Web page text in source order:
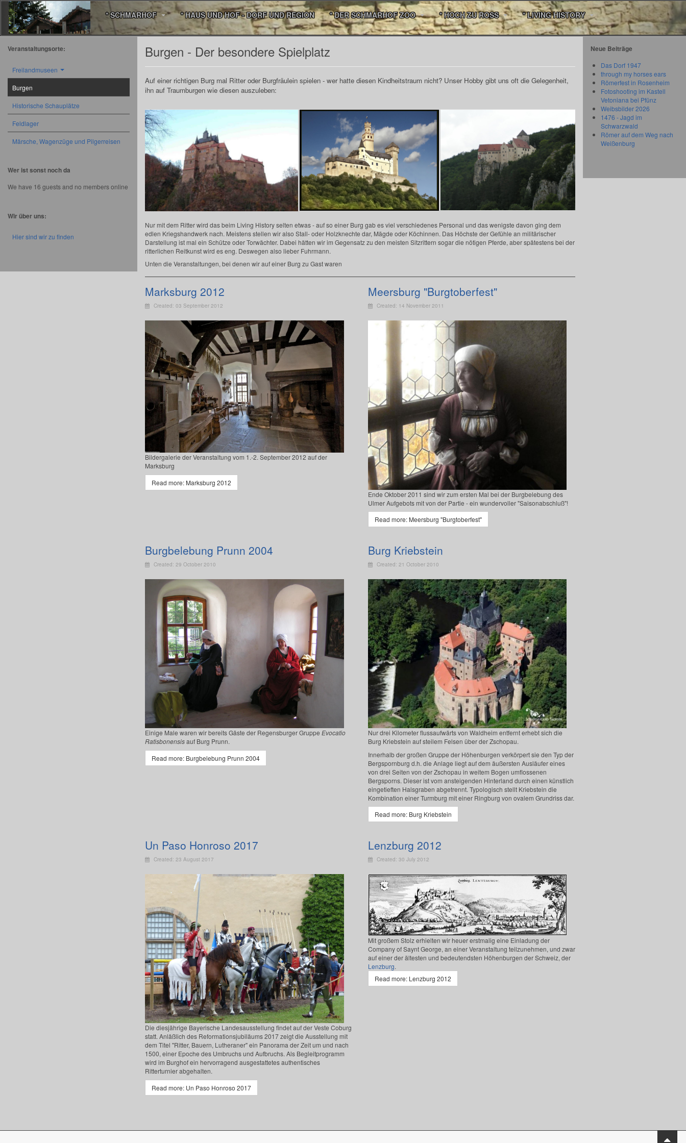
* SCHMARHOF * HAUS UND HOF - DORF UND REGION * DER SCHMARHOF ZOO * HOCH ZU ROSS * LIVING HISTORY
Burgen - Der besondere Spielplatz
Auf einer richtigen Burg mal Ritter oder Burgfräulein spielen - wer hatte diesen Kindheitstraum nicht? Unser Hobby gibt uns oft die Gelegenheit,
ihn auf Traumburgen wie diesen auszuleben:
Nur mit dem Ritter wird das beim Living History selten etwas - auf so einer Burg gab es viel verschiedenes Personal und das wenigste davon ging dem
edlen Kriegshandwerk nach. Meistens stellen wir also Stall- oder Holzknechte dar, Mägde oder Köchinnen. Das Höchste der Gefühle an militärischer
Darstellung ist mal ein Schütze oder Torwächter. Dabei hätten wir im Gegensatz zu den meisten Sitzrittern sogar die nötigen Pferde, aber spätestens bei der
ritterlichen Reitkunst wird es eng. Deswegen also lieber Fuhrmann.
Unten die Veranstaltungen, bei denen wir auf einer Burg zu Gast waren
Marksburg 2012
Created: 03 September 2012
Bildergalerie der Veranstaltung vom 1.-2. September 2012 auf der
Marksburg
Read more: Marksburg 2012
Meersburg "Burgtoberfest"
Created: 14 November 2011
Ende Oktober 2011 sind wir zum ersten Mal bei der Burgbelebung des
Ulmer Aufgebots mit von der Partie - ein wundervoller "Saisonabschluß"!
Read more: Meersburg "Burgtoberfest"
Burgbelebung Prunn 2004
Created: 29 October 2010
Einige Male waren wir bereits Gäste der Regensburger Gruppe Evocatio
Ratisbonensisauf Burg Prunn.
Read more: Burgbelebung Prunn 2004
Burg Kriebstein
Created: 21 October 2010
Nur drei Kilometer flussaufwärts von Waldheim entfernt erhebt sich die
Burg Kriebstein auf steilem Felsen über der Zschopau.
Innerhalb der großen Gruppe der Höhenburgen verkörpert sie den Typ der
Bergspornburg d.h. die Anlage liegt auf dem äußersten Ausläufer eines
von drei Seiten von der Zschopau in weitem Bogen umflossenen
Bergsporns. Dieser ist vom ansteigenden Hinterland durch einen künstlich
eingetieften Halsgraben abgetrennt. Typologisch stellt Kriebstein die
Kombination einer Turmburg mit einer Ringburg von ovalem Grundriss dar.
Read more: Burg Kriebstein
Un Paso Honroso 2017
Created: 23 August 2017
Die diesjährige Bayerische Landesausstellung findet auf der Veste Coburg
statt. Anläßlich des Reformationsjubiläums 2017 zeigt die Ausstellung mit
dem Titel "Ritter, Bauern, Lutheraner" ein Panorama der Zeit um und nach
1500, einer Epoche des Umbruchs und Aufbruchs. Als Begleitprogramm
wird im Burghof ein hervorragend ausgestattetes authentisches
Ritterturnier abgehalten.
Read more: Un Paso Honroso 2017
Lenzburg 2012
Created: 30 July 2012
Mit großem Stolz erhielten wir heuer erstmalig eine Einladung der
Company of Saynt George, an einer Veranstaltung teilzunehmen, und zwar
auf einer der ältesten und bedeutendsten Höhenburgen der Schweiz, der
Lenzburg.
Read more: Lenzburg 2012
Veranstaltungsorte:
Freilandmuseen
Burgen
Historische Schauplätze
Feldlager
Märsche, Wagenzüge und Pilgerreisen
Wer ist sonst noch da
We have 16 guests and no members online
Wir über uns:
Hier sind wir zu finden
Neue Beiträge
Das Dorf 1947
through my horses ears
Römerfest in Rosenheim
Fotoshooting im Kastell
Vetoniana bei Pfünz
Weibsbilder 2026
1476 - Jagd im
Schwarzwald
Römer auf dem Weg nach
Weißenburg